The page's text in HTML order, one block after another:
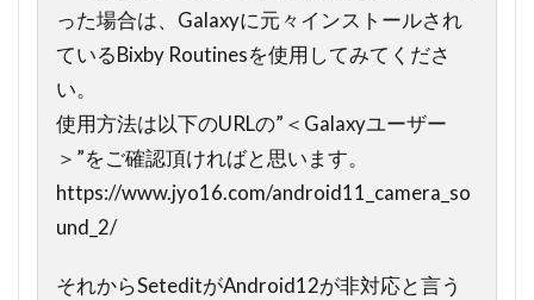
った場合は、Galaxyに元々インストールされ
ているBixby Routinesを使用してみてくださ
い。
使用方法は以下のURLの”＜Galaxyユーザー
＞”をご確認頂ければと思います。
https://www.jyo16.com/android11_camera_so
und_2/
それからSeteditがAndroid12が非対応と言う